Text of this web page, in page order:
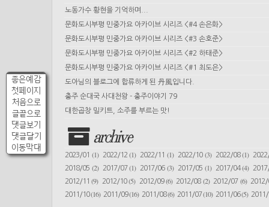
좋은예감
첫페이지
처음으로
글끝으로
댓글보기
댓글달기
이동막대
노동가수 황현을 기억하며...
문화도시부평 민중가요 아카이브 시리즈 <#4 손은화>
문화도시부평 민중가요 아카이브 시리즈 <#3 손호준>
문화도시부평 민중가요 아카이브 시리즈 <#2 하태준>
문화도시부평 민중가요 아카이브 시리즈 <#1 최도은>
도아님의 블로그에 합류하게 된 丹風입니다.
충주 순대국 사대천왕 - 충주이야기 79
대한곱창 밀키트, 소주를 부르는 맛!
archive
2023/01 (1) 2022/12(1) 2022/11(1) 2022/10 (3) 2022/08(1)
2018/05 (2) 2017/07(1) 2017/06(3) 2017/05 (1) 2017/04(4)
2012/11(9) 2012/10(5) 2012/09(6) 2012/08 (2) 2012/07 (6)
2011/10(16) 2011/09(16) 2011/08(6) 2011/07(10) 2011/06(5)